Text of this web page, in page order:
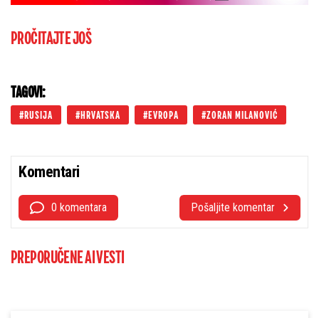
PROČITAJTE JOŠ
TAGOVI:
RUSIJA HRVATSKA EVROPA ZORAN MILANOVIĆ
Komentari
0 komentara Pošaljite komentar
PREPORUČENE AI VESTI